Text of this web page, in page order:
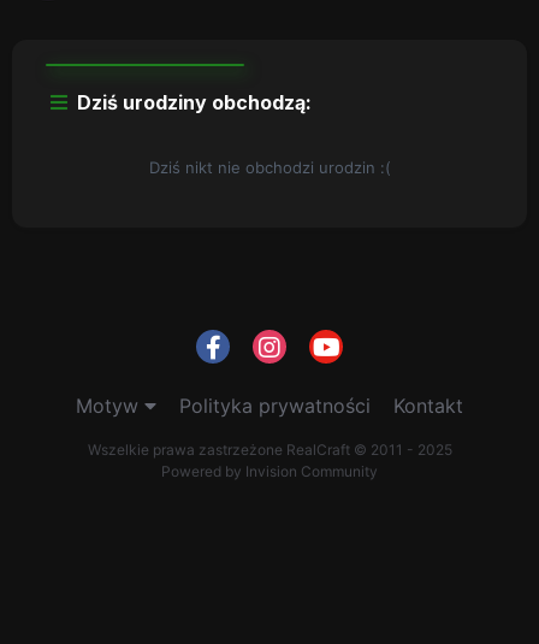
Dziś urodziny obchodzą:
Dziś nikt nie obchodzi urodzin :(
Motyw Polityka prywatności Kontakt
Wszelkie prawa zastrzeżone RealCraft © 2011 - 2025
Powered by Invision Community